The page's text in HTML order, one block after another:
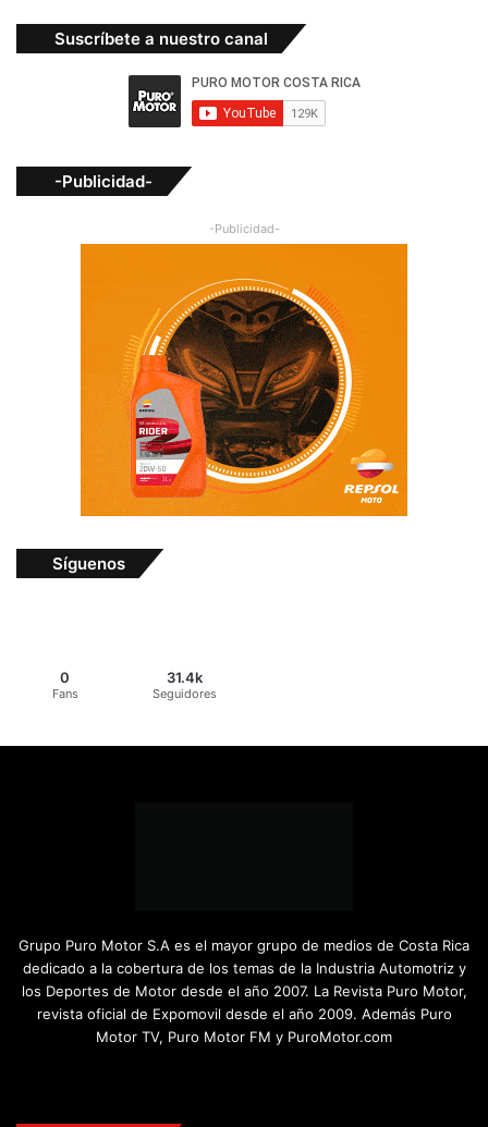
Suscríbete a nuestro canal
-Publicidad-
-Publicidad-
Síguenos
0
Fans
31.4k
Seguidores
Grupo Puro Motor S.A es el mayor grupo de medios de Costa Rica
dedicado a la cobertura de los temas de la Industria Automotriz y
los Deportes de Motor desde el año 2007. La Revista Puro Motor,
revista oficial de Expomovil desde el año 2009. Además Puro
Motor TV, Puro Motor FM y PuroMotor.com